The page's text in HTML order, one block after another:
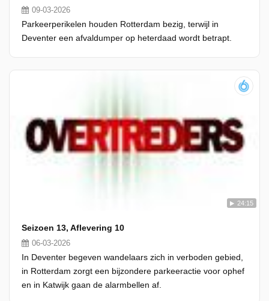
09-03-2026
Parkeerperikelen houden Rotterdam bezig, terwijl in
Deventer een afvaldumper op heterdaad wordt betrapt.
24:15
Seizoen 13, Aflevering 10
06-03-2026
In Deventer begeven wandelaars zich in verboden gebied,
in Rotterdam zorgt een bijzondere parkeeractie voor ophef
en in Katwijk gaan de alarmbellen af.